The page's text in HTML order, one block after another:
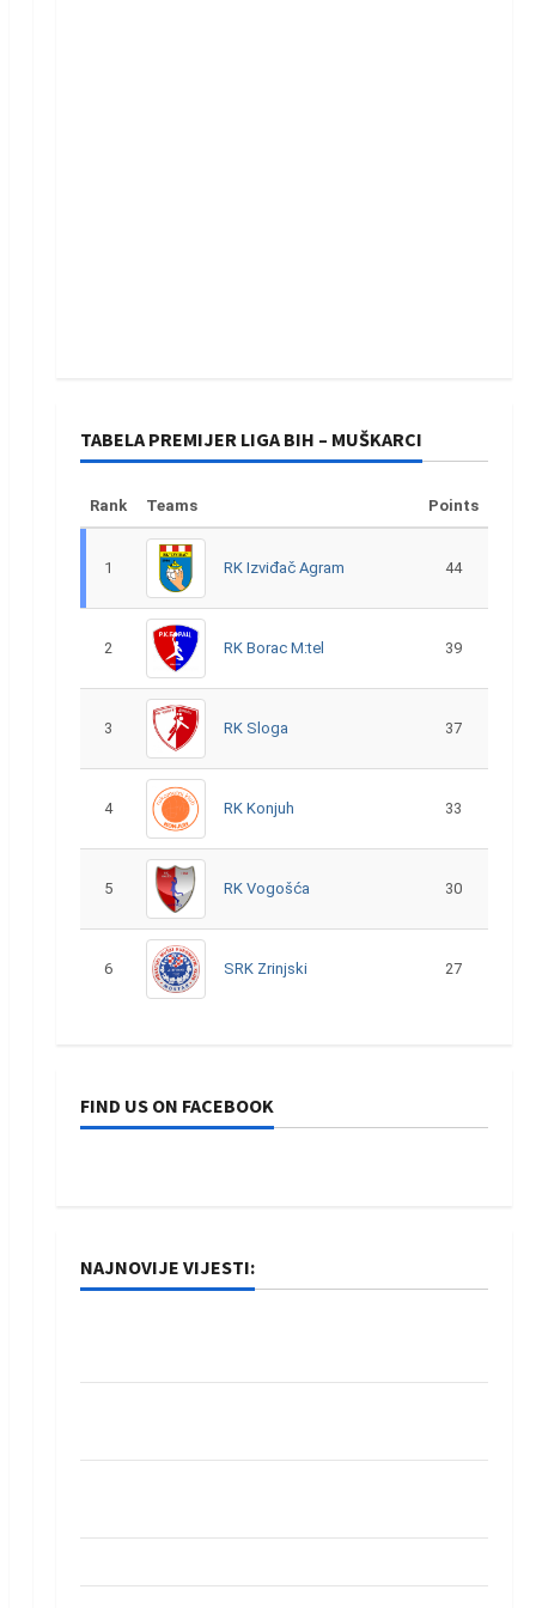
TABELA PREMIJER LIGA BIH – MUŠKARCI
Rank Teams Points
1 RK Izviđač Agram 44
2 RK Borac M:tel 39
3 RK Sloga 37
4 RK Konjuh 33
5 RK Vogošća 30
6 SRK Zrinjski 27
FIND US ON FACEBOOK
NAJNOVIJE VIJESTI: